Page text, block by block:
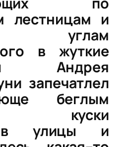
лестницам и
углам
в
жуткие
Андрея
запечатлел
беглым
куски
улицы
и